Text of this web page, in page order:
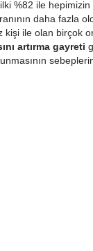
%82 ile hepimizin
daha fazla
kişi ile olan birçok
artırma gayreti